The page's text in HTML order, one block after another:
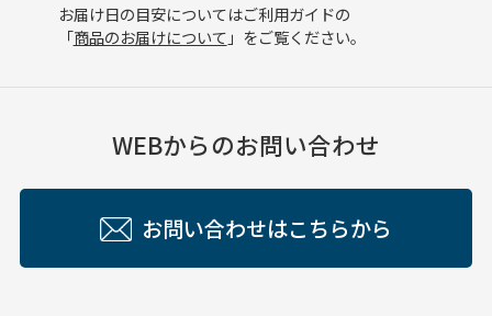
お届け日の目安についてはご利用ガイドの
「商品のお届けについて 」をご覧ください。
WEBからのお問い合わせ
お問い合わせはこちらから